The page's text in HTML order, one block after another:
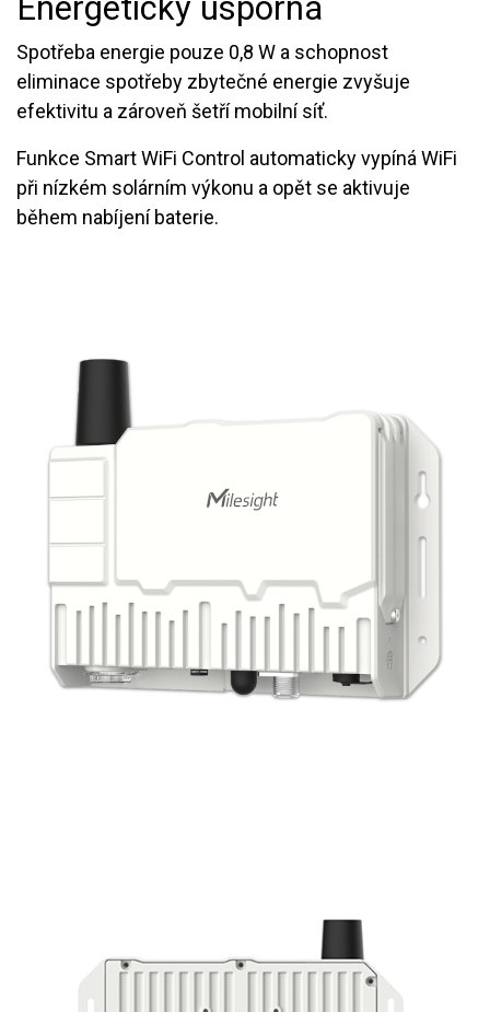
Spotřeba energie pouze 0,8 W a schopnost
eliminace spotřeby zbytečné energie zvyšuje
efektivitu a zároveň šetří mobilní síť.
Funkce Smart WiFi Control automaticky vypíná WiFi
při nízkém solárním výkonu a opět se aktivuje
během nabíjení baterie.